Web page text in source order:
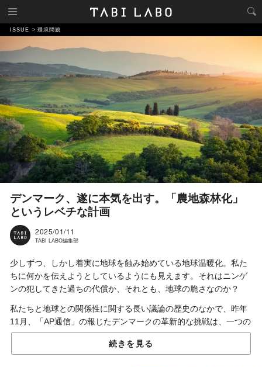
ISSUE 環境問題
デンマーク、遂に本気を出す。「農地森林化」
というレベチな計画
2025/01/11
TABI LABO編集部
少しずつ、しかし着実に地球を蝕み始めている地球温暖化。私た
ちに何かを伝えようとしているようにも見えます。それはニンゲ
ンの犯してきた過ちの代償か、それとも、地球の脆さなのか？
私たちと地球との関係性に関する長い議論の歴史のなかで、昨年
11月、「AP通信」の報じたデンマークの革新的な挑戦は、一つの
終着点を示しているかもしれません。
続きを見る